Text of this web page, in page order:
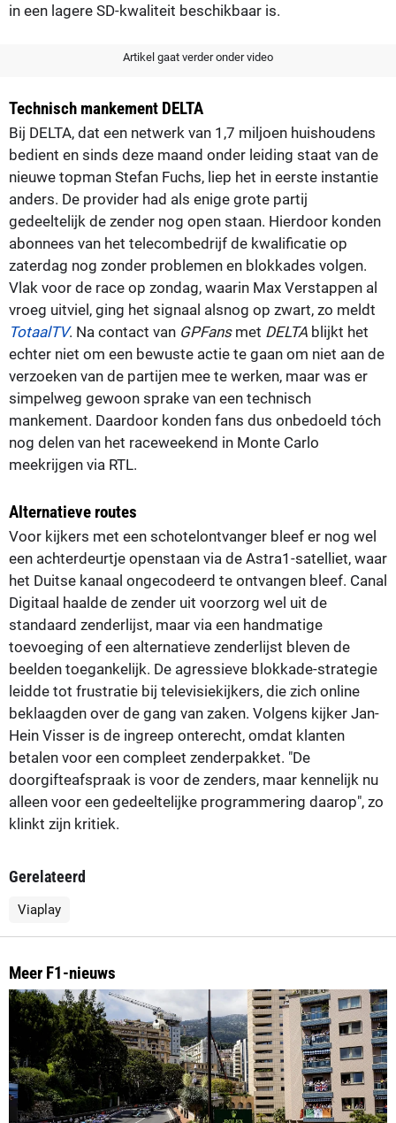
in een lagere SD-kwaliteit beschikbaar is.
Artikel gaat verder onder video
Technisch mankement DELTA
Bij DELTA, dat een netwerk van 1,7 miljoen huishoudens
bedient en sinds deze maand onder leiding staat van de
nieuwe topman Stefan Fuchs, liep het in eerste instantie
anders. De provider had als enige grote partij
gedeeltelijk de zender nog open staan. Hierdoor konden
abonnees van het telecombedrijf de kwalificatie op
zaterdag nog zonder problemen en blokkades volgen.
Vlak voor de race op zondag, waarin Max Verstappen al
vroeg uitviel, ging het signaal alsnog op zwart, zo meldt
TotaalTV. Na contact van GPFans met DELTA blijkt het
echter niet om een bewuste actie te gaan om niet aan de
verzoeken van de partijen mee te werken, maar was er
simpelweg gewoon sprake van een technisch
mankement. Daardoor konden fans dus onbedoeld tóch
nog delen van het raceweekend in Monte Carlo
meekrijgen via RTL.
Alternatieve routes
Voor kijkers met een schotelontvanger bleef er nog wel
een achterdeurtje openstaan via de Astra1-satelliet, waar
het Duitse kanaal ongecodeerd te ontvangen bleef. Canal
Digitaal haalde de zender uit voorzorg wel uit de
standaard zenderlijst, maar via een handmatige
toevoeging of een alternatieve zenderlijst bleven de
beelden toegankelijk. De agressieve blokkade-strategie
leidde tot frustratie bij televisiekijkers, die zich online
beklaagden over de gang van zaken. Volgens kijker Jan-
Hein Visser is de ingreep onterecht, omdat klanten
betalen voor een compleet zenderpakket. "De
doorgifteafspraak is voor de zenders, maar kennelijk nu
alleen voor een gedeeltelijke programmering daarop", zo
klinkt zijn kritiek.
Gerelateerd
Viaplay
Meer F1-nieuws